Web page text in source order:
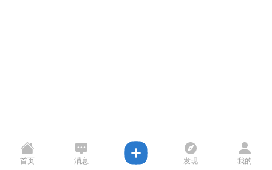
首页 消息 发现 我的